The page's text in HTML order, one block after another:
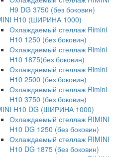
H9 DG 3750 (без боковин)
H10 (ШИРИНА 1000)
Охлаждаемый стеллаж Rimini
H10 1250 (без боковин)
Охлаждаемый стеллаж Rimini
H10 1875(без боковин)
Охлаждаемый стеллаж Rimini
H10 2500 (без боковин)
Охлаждаемый стеллаж Rimini
H10 3750 (без боковин)
H10 DG (ШИРИНА 1000)
Охлаждаемый стеллаж RIMINI
H10 DG 1250 (без боковин)
Охлаждаемый стеллаж RIMINI
H10 DG 1875 (без боковин)